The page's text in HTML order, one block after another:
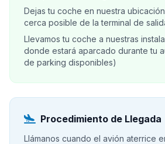
Dejas tu coche en nuestra
cerca posible de la terminal de
Llevamos tu coche a nuestras
donde estará aparcado durante tu
de parking disponibles)
Procedimiento de Llegada
Llámanos cuando el avión aterrice